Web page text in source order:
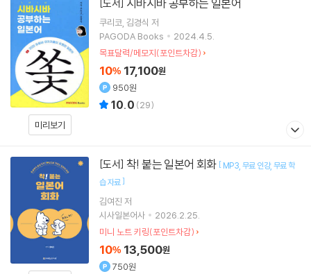
미리보기
[도서] 시바시바 공부하는 일본어
쿠리코 김경식 저
PAGODA Books
2024.4.5.
목표달력/메모지(포인트차감)
10% 17,100원
950원
10.0 (29)
[도서] 착! 붙는 일본어 회화 [ MP3 무료 인강 무료 학
습 자료 ]
김여진 저
시사일본어사
2026.2.25.
미니 노트 키링(포인트차감)
10% 13,500원
750원